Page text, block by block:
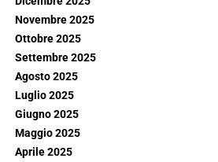
Novembre 2025
Ottobre 2025
Settembre 2025
Agosto 2025
Luglio 2025
Giugno 2025
Maggio 2025
Aprile 2025